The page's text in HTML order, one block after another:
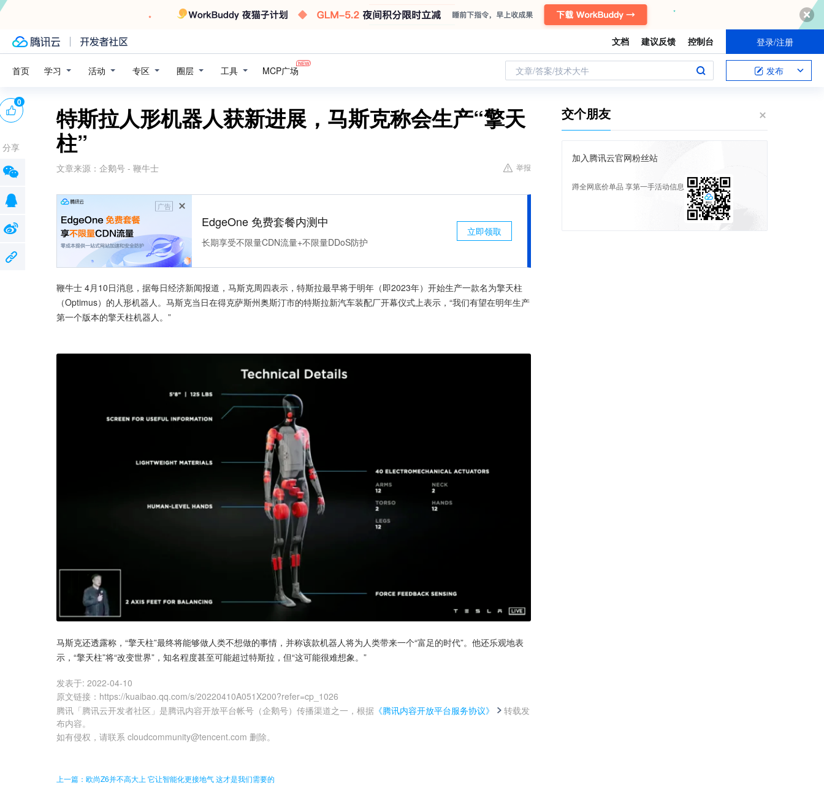
文档 建议反馈 控制台 登录/注册
首页 学习 活动 专区 圈层 工具 MCP广场 文章/答案/技术大牛 发布
特斯拉人形机器人获新进展，马斯克称会生产“擎天
柱”
文章来源： 企鹅号 - 鞭牛士 举报
广告
EdgeOne 免费套餐内测中
长期享受不限量CDN流量+不限量DDoS防护
立即领取
鞭牛士 4月10日消息，据每日经济新闻报道，马斯克周四表示，特斯拉最早将于明年（即2023年）开始生产一款名为擎天柱
（Optimus）的人形机器人。马斯克当日在得克萨斯州奥斯汀市的特斯拉新汽车装配厂开幕仪式上表示，“我们有望在明年生产
第一个版本的擎天柱机器人。”
马斯克还透露称，“擎天柱”最终将能够做人类不想做的事情，并称该款机器人将为人类带来一个“富足的时代”。他还乐观地表
示，“擎天柱”将“改变世界”，知名程度甚至可能超过特斯拉，但“这可能很难想象。”
发表于: 2022-04-10
原文链接 ： https://kuaibao.qq.com/s/20220410A051X200?refer=cp_1026
腾讯「腾讯云开发者社区」是腾讯内容开放平台帐号（企鹅号）传播渠道之一，根据 《腾讯内容开放平台服务协议》
转载发
布内容。
如有侵权，请联系 cloudcommunity@tencent.com 删除。
0
分享
上一篇：欧尚Z6并不高大上 它让智能化更接地气 这才是我们需要的
交个朋友
加入腾讯云官网粉丝站
蹲全网底价单品 享第一手活动信息